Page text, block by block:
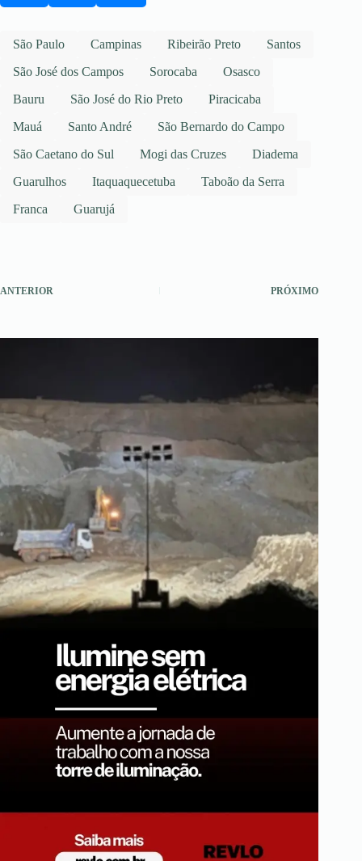
São Paulo Campinas Ribeirão Preto
Santos
São José dos Campos
Sorocaba
Osasco
Bauru
São José do Rio Preto
Piracicaba
Mauá
Santo André
São Bernardo do Campo
São Caetano do Sul
Mogi das Cruzes
Diadema
Guarulhos
Itaquaquecetuba
Taboão da Serra
Franca
Guarujá
ANTERIOR PRÓXIMO